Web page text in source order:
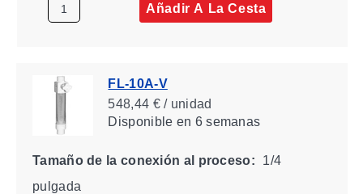
Añadir A La Cesta
FL-10A-V
548,44 € / unidad
Disponibleen 6 semanas
Tamaño de la conexión al proceso:
1/4
pulgada